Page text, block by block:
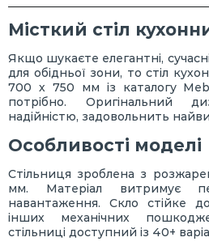
Місткий стіл
Якщо шукаєте елегантні,
для обідньої зони, то стіл
700 х 750 мм із каталогу
потрібно. Оригінальний
надійністю, задовольнить
Особливості моделі
Стільниця зроблена з
мм. Матеріал витримує
навантаження. Скло стійке
інших механічних
стільниці доступний із 40+